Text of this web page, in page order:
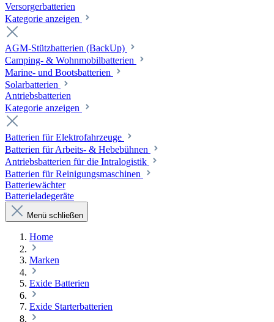
Versorgerbatterien
Kategorie anzeigen
AGM-Stützbatterien (BackUp)
Camping- & Wohnmobilbatterien
Marine- und Bootsbatterien
Solarbatterien
Antriebsbatterien
Kategorie anzeigen
Batterien für Elektrofahrzeuge
Batterien für Arbeits- & Hebebühnen
Antriebsbatterien für die Intralogistik
Batterien für Reinigungsmaschinen
Batteriewächter
Batterieladegeräte
Menü schließen
Home
Marken
Exide Batterien
Exide Starterbatterien